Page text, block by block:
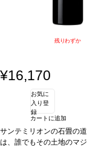
残りわずか
¥16,170
お気に
入り登
録
カートに追加
サンテミリオンの石畳の
は、誰でもその土地のマ